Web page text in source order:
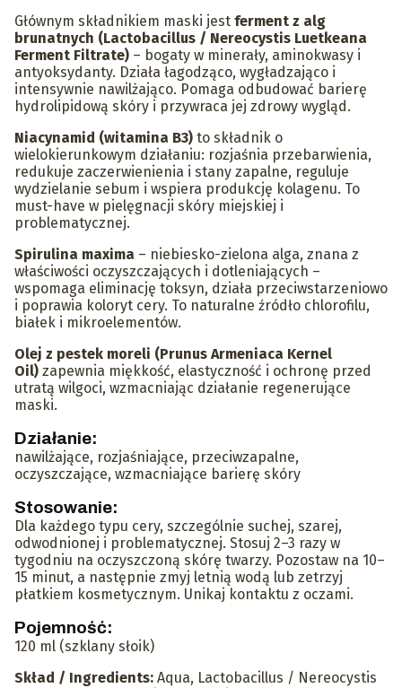
Głównym składnikiem maski jest ferment z alg
brunatnych (Lactobacillus / Nereocystis Luetkeana
Ferment Filtrate) – bogaty w minerały, aminokwasy i
antyoksydanty. Działa łagodząco, wygładzająco i
intensywnie nawilżająco. Pomaga odbudować barierę
hydrolipidową skóry i przywraca jej zdrowy wygląd.
Niacynamid (witamina B3) to składnik o
wielokierunkowym działaniu: rozjaśnia przebarwienia,
redukuje zaczerwienienia i stany zapalne, reguluje
wydzielanie sebum i wspiera produkcję kolagenu. To
must-have w pielęgnacji skóry miejskiej i
problematycznej.
Spirulina maxima – niebiesko-zielona alga, znana z
właściwości oczyszczających i dotleniających –
wspomaga eliminację toksyn, działa przeciwstarzeniowo
i poprawia koloryt cery. To naturalne źródło chlorofilu,
białek i mikroelementów.
Olej z pestek moreli (Prunus Armeniaca Kernel
Oil) zapewnia miękkość, elastyczność i ochronę przed
utratą wilgoci, wzmacniając działanie regenerujące
maski.
Działanie:
nawilżające, rozjaśniające, przeciwzapalne,
oczyszczające, wzmacniające barierę skóry
Stosowanie:
Dla każdego typu cery, szczególnie suchej, szarej,
odwodnionej i problematycznej. Stosuj 2–3 razy w
tygodniu na oczyszczoną skórę twarzy. Pozostaw na 10–
15 minut, a następnie zmyj letnią wodą lub zetrzyj
płatkiem kosmetycznym. Unikaj kontaktu z oczami.
Pojemność:
120 ml (szklany słoik)
Skład / Ingredients: Aqua, Lactobacillus / Nereocystis